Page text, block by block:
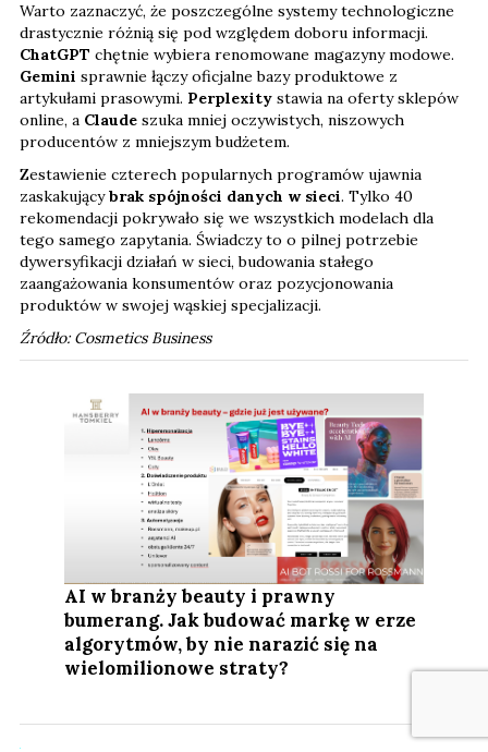
Warto zaznaczyć, że poszczególne systemy technologiczne
drastycznie różnią się pod względem doboru informacji.
ChatGPT chętnie wybiera renomowane magazyny modowe.
Gemini sprawnie łączy oficjalne bazy produktowe z
artykułami prasowymi. Perplexity stawia na oferty sklepów
online, a Claude szuka mniej oczywistych, niszowych
producentów z mniejszym budżetem.
Zestawienie czterech popularnych programów ujawnia
zaskakującybrak spójności danych w sieci. Tylko 40
rekomendacji pokrywało się we wszystkich modelach dla
tego samego zapytania. Świadczy to o pilnej potrzebie
dywersyfikacji działań w sieci, budowania stałego
zaangażowania konsumentów oraz pozycjonowania
produktów w swojej wąskiej specjalizacji.
Źródło: Cosmetics Business
AI w branży beauty i prawny
bumerang. Jak budować markę w erze
algorytmów, by nie narazić się na
wielomilionowe straty?